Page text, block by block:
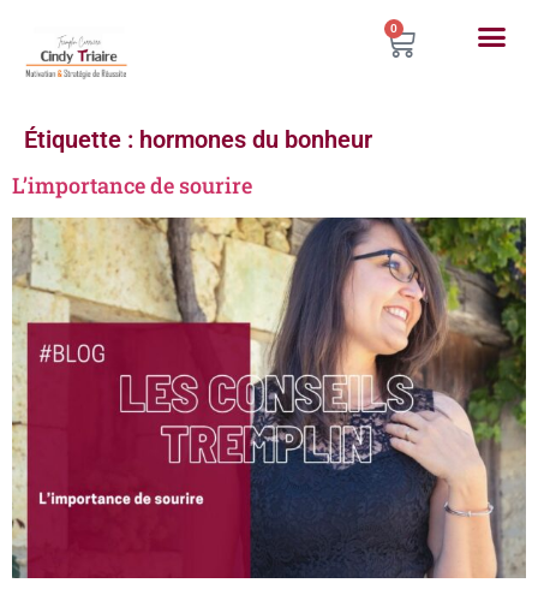
0
Étiquette : hormones du bonheur
L’importance de sourire